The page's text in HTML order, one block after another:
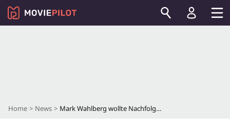
Home News Mark Wahlberg wollte Nachfolger zu Leonardo DiCaprio-Meisterwerk drehen – und ist spektakulär gescheitert